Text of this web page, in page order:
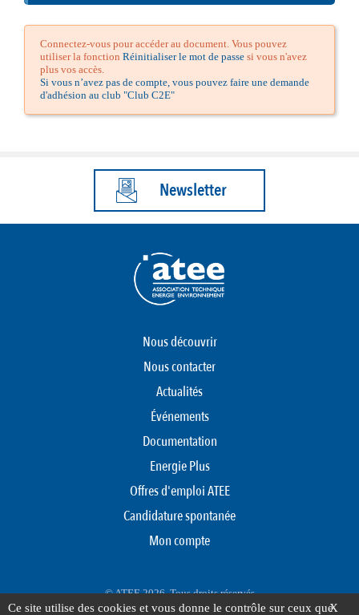
Connectez-vous pour accéder au document. Vous pouvez
utiliser la fonction Réinitialiser le mot de passesi vous n'avez
plus vos accès.
Si vous n’avez pas de compte, vous pouvez faire une demande
d'adhésion au club "Club C2E"
Newsletter
Nous découvrir
Nous contacter
Actualités
Événements
Documentation
Energie Plus
Offres d'emploi ATEE
Candidature spontanée
Mon compte
© ATEE 2026. Tous droits réservés
X
Ce site utilise des cookies et vous donne le contrôle sur ceux que